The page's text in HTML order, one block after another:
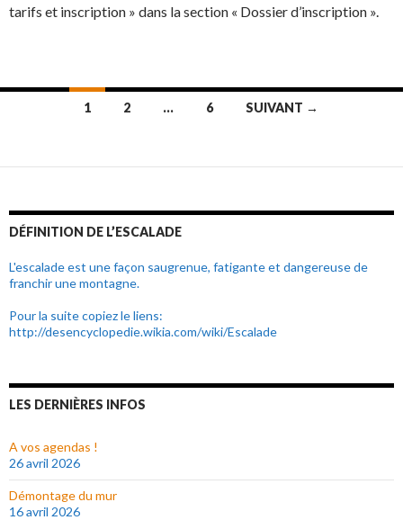
tarifs et inscription » dans la section « Dossier d’inscription ».
au
des
articles
1 2 … 6 SUIVANT →
DÉFINITION DE L’ESCALADE
L'escalade est une façon saugrenue, fatigante et dangereuse de
franchir une montagne.
Pour la suite copiez le liens:
http://desencyclopedie.wikia.com/wiki/Escalade
LES DERNIÈRES INFOS
A vos agendas !
26 avril 2026
Démontage du mur
16 avril 2026